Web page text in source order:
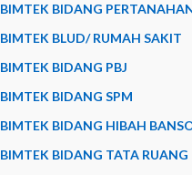
BIMTEK BIDANG
BIMTEK BLUD/ RUMAH SAKIT
BIMTEK BIDANG PBJ
BIMTEK BIDANG SPM
BIMTEK BIDANG HIBAH
BIMTEK BIDANG TATA RUANG